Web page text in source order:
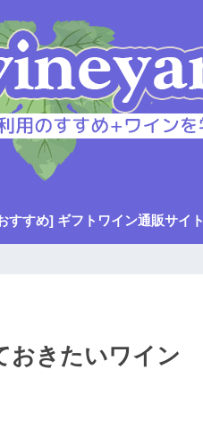
すすめ] ギフトワイン通販サイト
おきたいワイン